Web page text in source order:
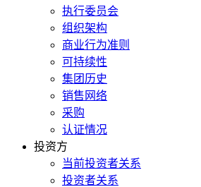
执行委员会
组织架构
商业行为准则
可持续性
集团历史
销售网络
采购
认证情况
投资方
当前投资者关系
投资者关系